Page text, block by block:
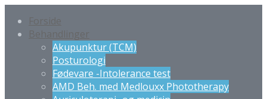
Forside
Behandlinger
Akupunktur (TCM)
Posturologi
Fødevare -Intolerance test
AMD Beh. med Medlouxx Phototherapy